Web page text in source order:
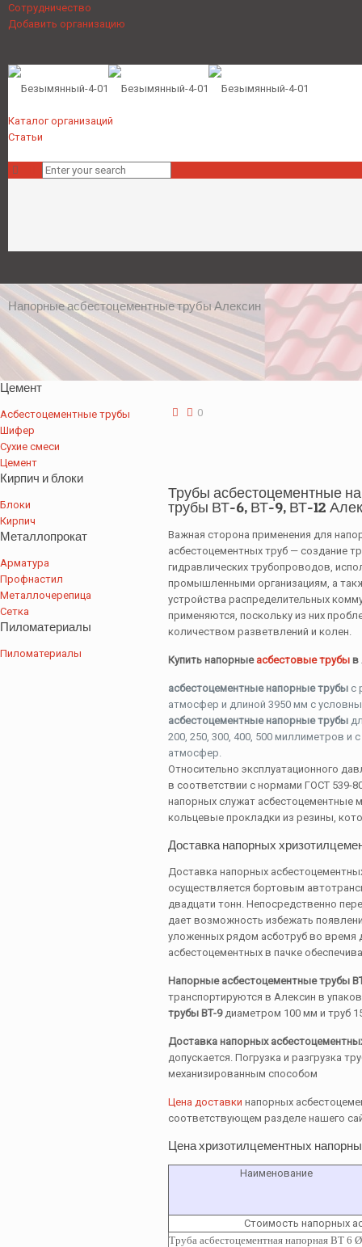
Сотрудничество
Добавить организацию
Каталог организаций
Статьи
Напорные асбестоцементные трубы Алексин
0
Трубы асбестоцементные
трубы ВТ-6, ВТ-9, ВТ-12
Важная сторона применения для
асбестоцементных труб — создание
гидравлических трубопроводов,
промышленными организациям, а
устройства распределительных
применяются, поскольку из них
количеством разветвлений и колен.
Купить напорные асбестовые трубыв
асбестоцементные напорные трубыс
атмосфер и длиной 3950 мм с
асбестоцементные напорные трубы
200, 250, 300, 400, 500 миллиметров и
атмосфер.
Относительно эксплуатационного
в соответствии с нормами ГОСТ 539-
напорных служат асбестоцементные
кольцевые прокладки из резины,
Доставка напорных
Доставка напорных
осуществляется бортовым
двадцати тонн. Непосредственно
дает возможность избежать
уложенных рядом асботруб во время
асбестоцементных в пачке
Напорные асбестоцементные трубы
транспортируются в Алексин в
трубы ВТ-9диаметром 100 мм и труб
Доставка напорных
допускается. Погрузка и разгрузка
механизированным способом
Цена доставки напорных
соответствующем разделе нашего
Цена хризотилцементных
Наименование
Стоимость напорных
Труба асбестоцементная напорная ВТ 6
Цемент
Асбестоцементные трубы
Шифер
Сухие смеси
Цемент
Кирпич и блоки
Блоки
Кирпич
Металлопрокат
Арматура
Профнастил
Металлочерепица
Сетка
Пиломатериалы
Пиломатериалы